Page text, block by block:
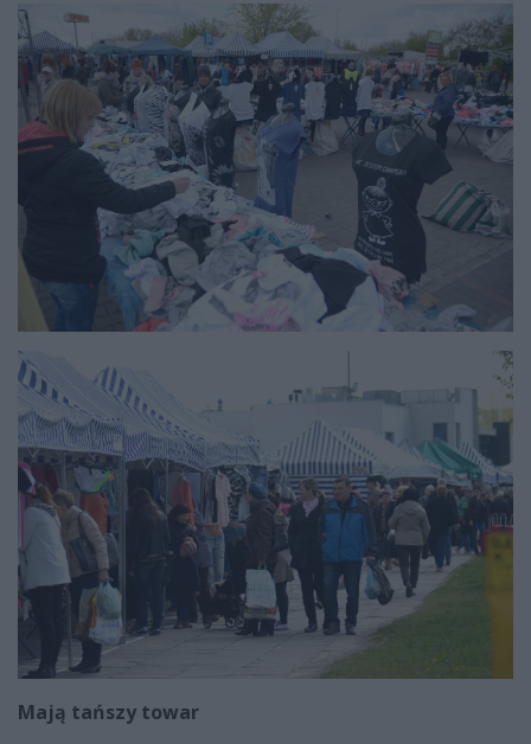
Mają tańszy towar